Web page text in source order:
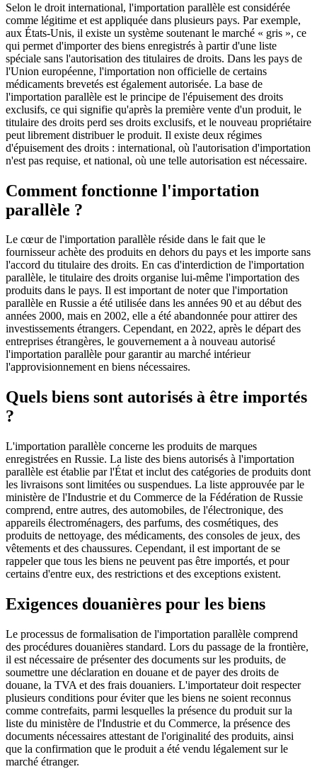
Selon le droit international, l'importation parallèle est considérée
comme légitime et est appliquée dans plusieurs pays. Par exemple,
aux États-Unis, il existe un système soutenant le marché « gris », ce
qui permet d'importer des biens enregistrés à partir d'une liste
spéciale sans l'autorisation des titulaires de droits. Dans les pays de
l'Union européenne, l'importation non officielle de certains
médicaments brevetés est également autorisée. La base de
l'importation parallèle est le principe de l'épuisement des droits
exclusifs, ce qui signifie qu'après la première vente d'un produit, le
titulaire des droits perd ses droits exclusifs, et le nouveau propriétaire
peut librement distribuer le produit. Il existe deux régimes
d'épuisement des droits : international, où l'autorisation d'importation
n'est pas requise, et national, où une telle autorisation est nécessaire.
Comment fonctionne l'importation
parallèle ?
Le cœur de l'importation parallèle réside dans le fait que le
fournisseur achète des produits en dehors du pays et les importe sans
l'accord du titulaire des droits. En cas d'interdiction de l'importation
parallèle, le titulaire des droits organise lui-même l'importation des
produits dans le pays. Il est important de noter que l'importation
parallèle en Russie a été utilisée dans les années 90 et au début des
années 2000, mais en 2002, elle a été abandonnée pour attirer des
investissements étrangers. Cependant, en 2022, après le départ des
entreprises étrangères, le gouvernement a à nouveau autorisé
l'importation parallèle pour garantir au marché intérieur
l'approvisionnement en biens nécessaires.
Quels biens sont autorisés à être importés
?
L'importation parallèle concerne les produits de marques
enregistrées en Russie. La liste des biens autorisés à l'importation
parallèle est établie par l'État et inclut des catégories de produits dont
les livraisons sont limitées ou suspendues. La liste approuvée par le
ministère de l'Industrie et du Commerce de la Fédération de Russie
comprend, entre autres, des automobiles, de l'électronique, des
appareils électroménagers, des parfums, des cosmétiques, des
produits de nettoyage, des médicaments, des consoles de jeux, des
vêtements et des chaussures. Cependant, il est important de se
rappeler que tous les biens ne peuvent pas être importés, et pour
certains d'entre eux, des restrictions et des exceptions existent.
Exigences douanières pour les biens
Le processus de formalisation de l'importation parallèle comprend
des procédures douanières standard. Lors du passage de la frontière,
il est nécessaire de présenter des documents sur les produits, de
soumettre une déclaration en douane et de payer des droits de
douane, la TVA et des frais douaniers. L'importateur doit respecter
plusieurs conditions pour éviter que les biens ne soient reconnus
comme contrefaits, parmi lesquelles la présence du produit sur la
liste du ministère de l'Industrie et du Commerce, la présence des
documents nécessaires attestant de l'originalité des produits, ainsi
que la confirmation que le produit a été vendu légalement sur le
marché étranger.